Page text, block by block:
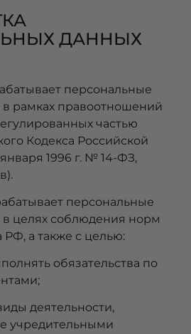
ДАННЫХ
персональные
рамках правоотношений
частью
Кодекса Российской
1996 г. № 14-ФЗ,
персональные
целях соблюдения норм
РФ, а также с целью:
обязательства по
деятельности,
учредительными